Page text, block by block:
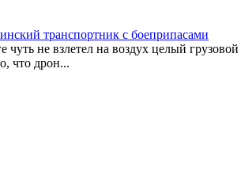
транспортник с боеприпасами
не взлетел на воздух целый
что дрон...